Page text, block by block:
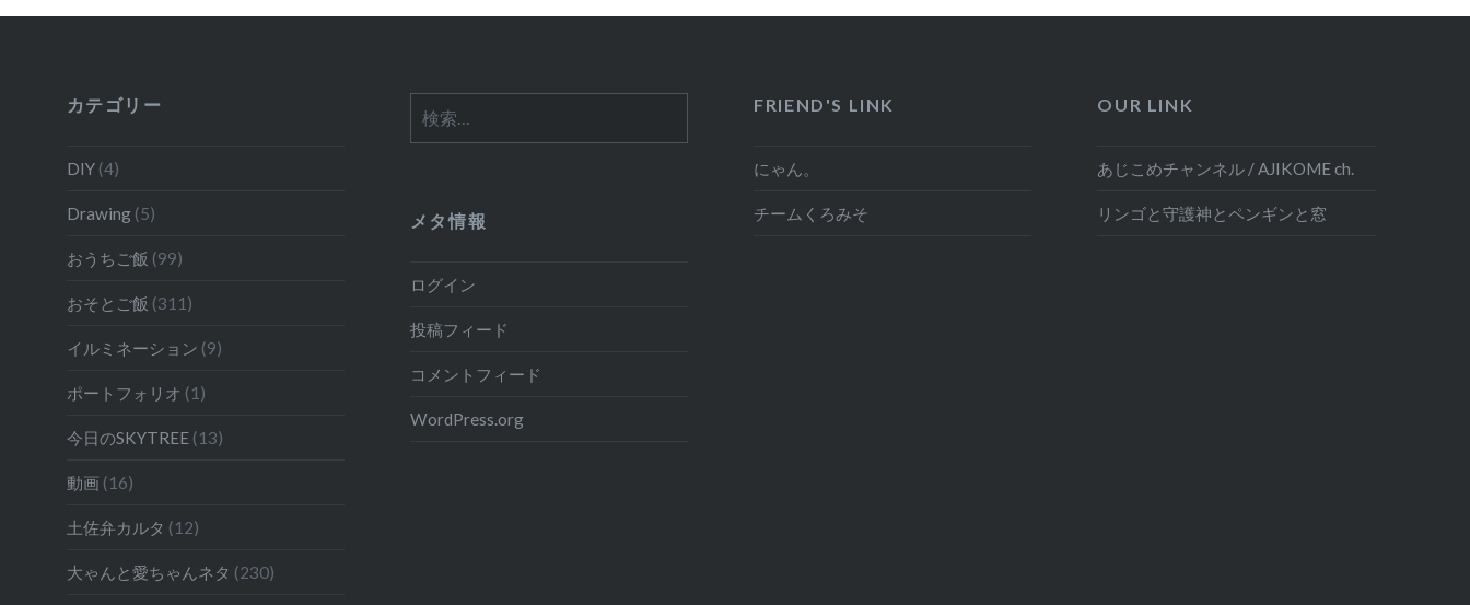
シ
カテゴリー
DIY(4)
Drawing(5)
おうちご飯 (99)
おそとご飯 (311)
イルミネーション (9)
ポートフォリオ (1)
今日のSKYTREE(13)
動画 (16)
土佐弁カルタ (12)
大ゃんと愛ちゃんネタ (230)
索:
FRIEND'S LINK
にゃん。
チームくろみそ
OUR LINK
あじこめチャンネル / AJIKOME ch.
リンゴと守護神とペンギンと窓
メタ情報
ログイン
投稿フィード
コメントフィード
WordPress.org